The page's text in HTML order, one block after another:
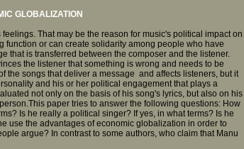
GLOBALIZATION
That may be the reason for music's political impact on
function or can create solidarity among people who have
that is transferred between the composer and the listener.
the listener that something is wrong and needs to be
the songs that deliver a message and affects listeners, but it
and his or her political engagement that plays a
not only on the basis of his song's lyrics, but also on his
paper tries to answer the following questions: How
Is he really a political singer? If yes, in what terms? Is he
use the advantages of economic globalization in order to
argue? In contrast to some authors, who claim that Manu